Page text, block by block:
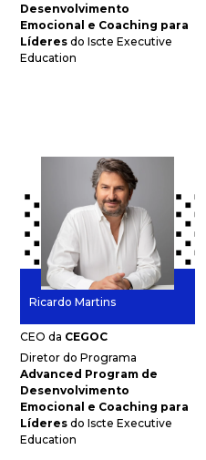
Desenvolvimento
Emocional e Coaching para
Líderes do Iscte Executive
Education
Ricardo Martins
CEO da CEGOC
Diretor do Programa
Advanced Program de
Desenvolvimento
Emocional e Coaching para
Líderes do Iscte Executive
Education